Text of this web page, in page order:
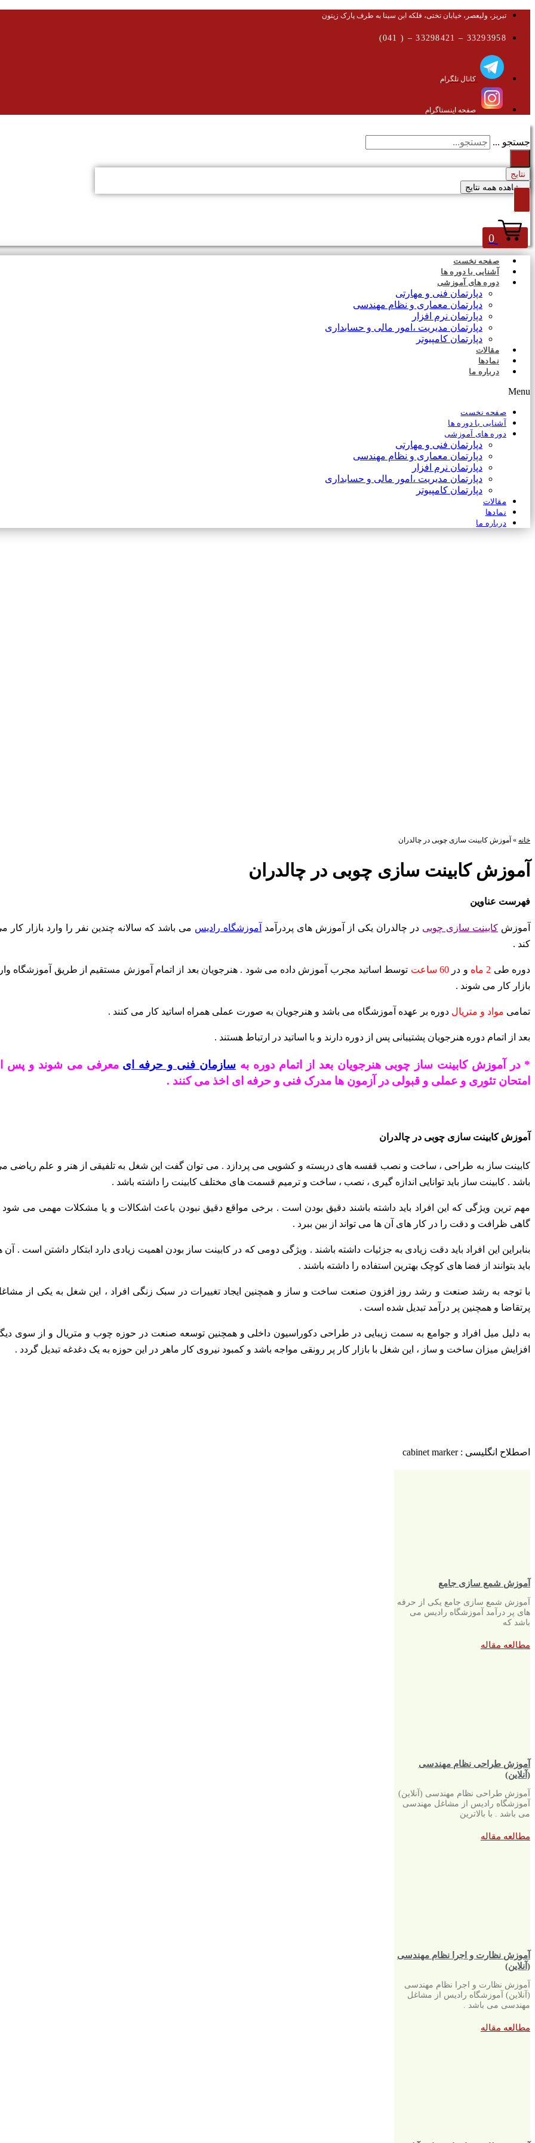
تبریز، ولیعصر، خیابان تختی، فلکه ابن سینا به طرف پارک زیتون
33293958 – 33298421 – ( 041)
کانال تلگرام
صفحه اینستاگرام
جستجو ...
نتایج
مشاهده همه نتایج
0
صفحه نخست
آشنایی با دوره ها
دوره های آموزشی
دپارتمان فنی و مهارتی
دپارتمان معماری و نظام مهندسی
دپارتمان نرم افزار
دپارتمان مدیریت ،امور مالی و حسابداری
دپارتمان کامپیوتر
مقالات
نمادها
درباره ما
Menu
صفحه نخست
آشنایی با دوره ها
دوره های آموزشی
دپارتمان فنی و مهارتی
دپارتمان معماری و نظام مهندسی
دپارتمان نرم افزار
دپارتمان مدیریت ،امور مالی و حسابداری
دپارتمان کامپیوتر
مقالات
نمادها
درباره ما
خانه » آموزش کابینت سازی چوبی در چالدران
آموزش کابینت سازی چوبی در چالدران
فهرست عناوین
آموزش کابینت سازی چوبی در چالدران یکی از آموزش های پردرآمد آموزشگاه رادیس می باشد که سالانه چندین نفر را وارد بازار کار
کند .
دوره طی و در 60 ساعت
توسط اساتید مجرب آموزش داده می شود . هنرجویان بعد از اتمام آموزش مستقیم از طریق آموزشگاه
بازار کار می شوند .
تمامی مواد و متریال دوره بر عهده آموزشگاه می باشد و هنرجویان به صورت عملی همراه اساتید کار می کنند .
بعد از اتمام دوره هنرجویان پشتیبانی پس از دوره دارند و با اساتید در ارتباط هستند .
* در آموزش کابینت ساز چوبی هنرجویان بعد از اتمام دوره به سازمان فنی و حرفه ای معرفی می شوند و پس
امتحان تئوری و عملی و قبولی در آزمون ها مدرک فنی و حرفه ای اخذ می کنند .
آموزش کابینت سازی چوبی در چالدران
کابینت ساز به طراحی ، ساخت و نصب قفسه های دربسته و کشویی می پردازد . می توان گفت این شغل به تلفیقی از هنر و علم ریاضی
باشد . کابینت ساز باید توانایی اندازه گیری ، نصب ، ساخت و ترمیم قسمت های مختلف کابینت را داشته باشد .
مهم ترین ویژگی که این افراد باید داشته باشند دقیق بودن است . برخی مواقع دقیق نبودن باعث اشکالات و یا مشکلات مهمی می شود
گاهی ظرافت و دقت را در کار های آن ها می تواند از بین ببرد .
بنابراین این افراد باید دقت زیادی به جزئیات داشته باشند . ویژگی دومی که در کابینت ساز بودن اهمیت زیادی دارد ابتکار داشتن است . آن
باید بتوانند از فضا های کوچک بهترین استفاده را داشته باشند .
با توجه به رشد صنعت و رشد روز افزون صنعت ساخت و ساز و همچنین ایجاد تغییرات در سبک زنگی افراد ، این شغل به یکی از
پرتقاضا و همچنین پر درآمد تبدیل شده است .
به دلیل میل افراد و جوامع به سمت زیبایی در طراحی دکوراسیون داخلی و همچنین توسعه صنعت در حوزه چوب و متریال و از سوی
افزایش میزان ساخت و ساز ، این شغل با بازار کار پر رونقی مواجه باشد و کمبود نیروی کار ماهر در این حوزه به یک دغدغه تبدیل گردد .
اصطلاح انگلیسی : cabinet marker
آموزش شمع سازی جامع
آموزش شمع سازی جامع یکی از حرفه
های پر درآمد آموزشگاه رادیس می
باشد که
مطالعه مقاله
آموزش طراحی نظام مهندسی
(آنلاین)
آموزش طراحی نظام مهندسی (آنلاین)
آموزشگاه رادیس از مشاغل مهندسی
می باشد . با بالاترین
مطالعه مقاله
آموزش نظارت و اجرا نظام مهندسی
(آنلاین)
آموزش نظارت و اجرا نظام مهندسی
(آنلاین) آموزشگاه رادیس از مشاغل
مهندسی می باشد .
مطالعه مقاله